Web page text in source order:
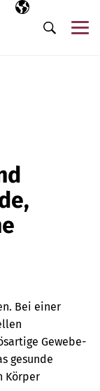
Ausgewählte
DE
Suche
Bei einer
Gewebe-
gesunde
Körper